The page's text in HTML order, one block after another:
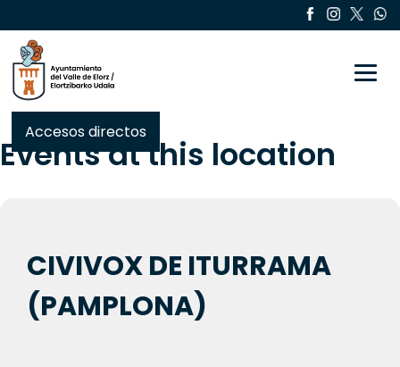
Accesos directos
Events at this location
CIVIVOX DE ITURRAMA
(PAMPLONA)